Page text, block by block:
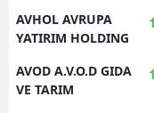
AVHOL AVRUPA
YATIRIM HOLDING
AVOD A.V.O.D GIDA
VE TARIM